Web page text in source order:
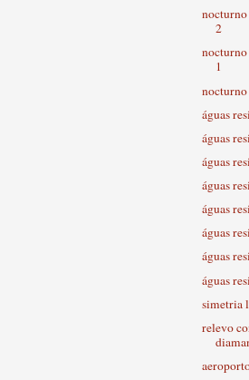
2
1
águas
águas
águas
águas
águas
águas
águas
águas
simetria
relevo